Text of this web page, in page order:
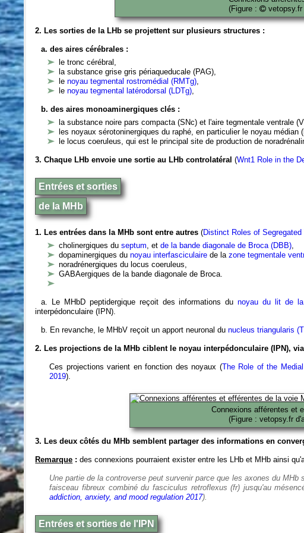
(Figure :
vetopsy.fr
2. Les sorties de la LHb se projettent sur plusieurs structures :
a. des aires cérébrales :
le tronc cérébral,
la substance grise gris périaqueducale (PAG),
lenoyau tegmental rostromédial (RMTg),
lenoyau tegmental latérodorsal (LDTg),
b. des aires monoaminergiques clés :
la substance noire pars compacta (SNc) et l'aire tegmentale ventrale
les noyaux sérotoninergiques du raphé, en particulier le noyau médian
le locus coeruleus, qui est le principal site de production de
3. Chaque LHb envoie une sortie au LHb controlatéral(Wnt1 Role in the
Entrées et sorties
de la MHb
1. Les entrées dans la MHb sont entre autres(Distinct Roles of
cholinergiques duseptum, etde la bande diagonale de Broca (DBB),
dopaminergiques dunoyau interfasciculaire de lazone tegmentale
noradrénergiques du locus coeruleus,
GABAergiques de la bande diagonale de Broca.
a. Le MHbD peptidergique reçoit des informations dunoyau du lit de la
interpédonculaire (IPN).
b. En revanche, le MHbV reçoit un apport neuronal dunucleus triangularis
2. Les projections de la MHb ciblent le noyau interpédonculaire (IPN),
Ces projections varient en fonction des noyaux (The Role of the
2019).
Connexions afférentes et
(Figure : vetopsy.fr
3. Les deux côtés du MHb semblent partager des informations en
Remarque :des connexions pourraient exister entre les LHb et MHb ainsi
Une partie de la controverse peut survenir parce que les axones du
faisceau fibreux combiné du fasciculus retroflexus (fr) jusqu'au
addiction, anxiety, and mood regulation 2017).
Entrées et sorties de l'IPN